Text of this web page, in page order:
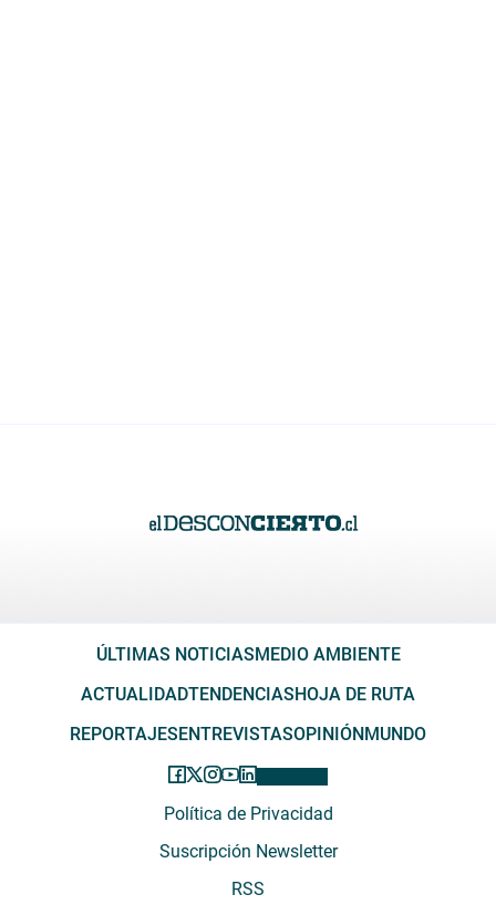
ÚLTIMAS NOTICIASMEDIO AMBIENTE
ACTUALIDADTENDENCIASHOJA DE RUTA
REPORTAJESENTREVISTASOPINIÓNMUNDO
Política de Privacidad
Suscripción Newsletter
RSS